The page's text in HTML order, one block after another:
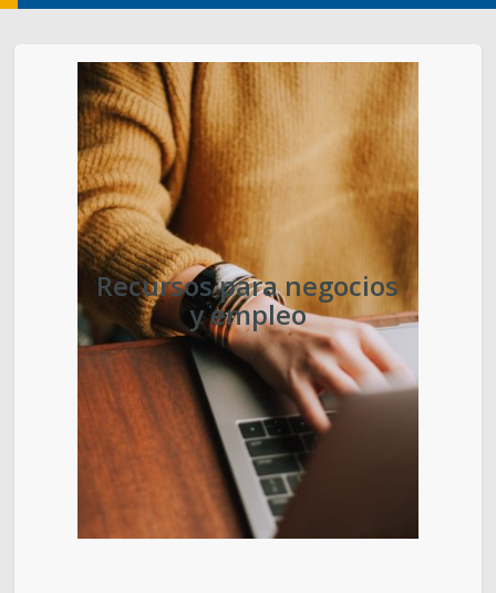
Recursos para negocios
y empleo